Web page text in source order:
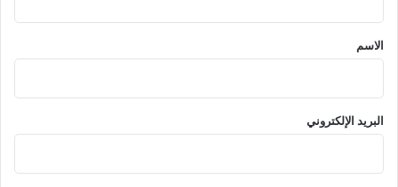
*
الاسم
البريد الإلكتروني